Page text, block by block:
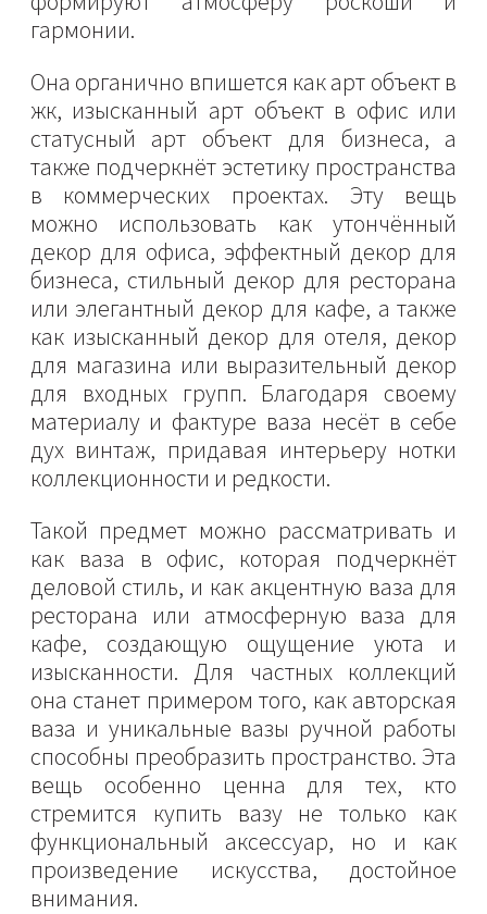
гармонии.
Она органично впишется как арт объект в
жк, изысканный арт объект в офис или
статусный арт объект для бизнеса, а
также подчеркнёт эстетику пространства
в коммерческих проектах. Эту вещь
можно использовать как утончённый
декор для офиса, эффектный декор для
бизнеса, стильный декор для ресторана
или элегантный декор для кафе, а также
как изысканный декор для отеля, декор
для магазина или выразительный декор
для входных групп. Благодаря своему
материалу и фактуре ваза несёт в себе
дух винтаж, придавая интерьеру нотки
коллекционности и редкости.
Такой предмет можно рассматривать и
как ваза в офис, которая подчеркнёт
деловой стиль, и как акцентную ваза для
ресторана или атмосферную ваза для
кафе, создающую ощущение уюта и
изысканности. Для частных коллекций
она станет примером того, как авторская
ваза и уникальные вазы ручной работы
способны преобразить пространство. Эта
вещь особенно ценна для тех, кто
стремится купить вазу не только как
функциональный аксессуар, но и как
произведение искусства, достойное
внимания.